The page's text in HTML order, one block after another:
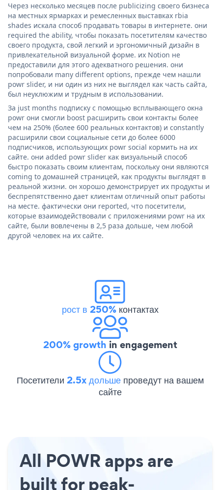
Через несколько месяцев после publicizing своего бизнеса
на местных ярмарках и ремесленных выставках rbia
shades искала способ продавать товары в интернете. они
required the ability, чтобы показать посетителям качество
своего продукта, свой легкий и эргономичный дизайн в
привлекательной визуальной форме. их Notion не
предоставили для этого адекватного решения. они
попробовали many different options, прежде чем нашли
powr slider, и ни один из них не выглядел как часть сайта,
был неуклюжим и трудным в использовании.
За just months подписку с помощью всплывающего окна
powr они смогли boost расширить свои контакты более
чем на 250% (более 600 реальных контактов) и constantly
расширили свои социальные сети до более 6000
подписчиков, использующих powr social кормить на их
сайте. они added powr slider как визуальный способ
быстро показать своим клиентам, поскольку они являются
coming to домашней страницей, как продукты выглядят в
реальной жизни. он хорошо демонстрирует их продукты и
беспрепятственно дает клиентам отличный опыт работы
на месте. фактически они reported, что посетители,
которые взаимодействовали с приложениями powr на их
сайте, были вовлечены в 2,5 раза дольше, чем любой
другой человек на их сайте.
рост в 250%контактах
200% growth in engagement
Посетители 2.5x дольше проведут на вашем
сайте
All POWR apps are
built for peak-